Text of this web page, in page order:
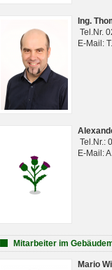
Ing.
Tel.Nr.
E-Mail:
Tel.Nr.:
E-Mail:
Mitarbeiter im
Mario